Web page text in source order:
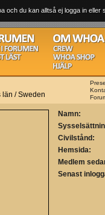
och du kan alltså ej logga in
län / Sweden
Namn:
Civilstånd:
Hemsida:
Medlem
Senast